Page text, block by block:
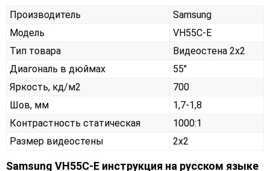
Производитель
Samsung
Модель
VH55C-E
Тип товара
Видеостена 2х2
Диагональ в дюймах
55"
Яркость, кд/м2
700
Шов, мм
1,7-1,8
Контрастность статическая
1000:1
Размер видеостены
2x2
Samsung VH55C-E инструкция на русском языке